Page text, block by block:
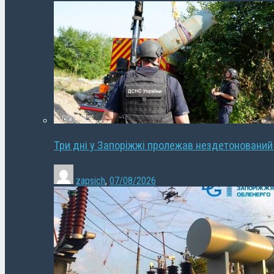
Три дні у Запоріжжі пролежав
zapsich, 07/08/2026